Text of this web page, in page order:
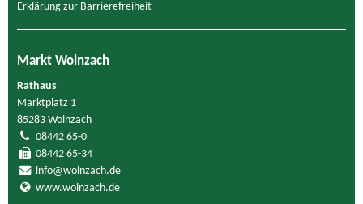
Erklärung zur Barrierefreiheit
Markt Wolnzach
Rathaus
Marktplatz 1
85283 Wolnzach
08442 65-0
08442 65-34
info@wolnzach.de
www.wolnzach.de